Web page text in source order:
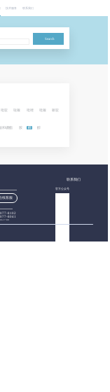
技术服务 联系我们
Search
哒嗪 吡唑 吡嗪
和硼酯 胺 醛
联系我们
线客服
8102
8041
17:00
官方公众号